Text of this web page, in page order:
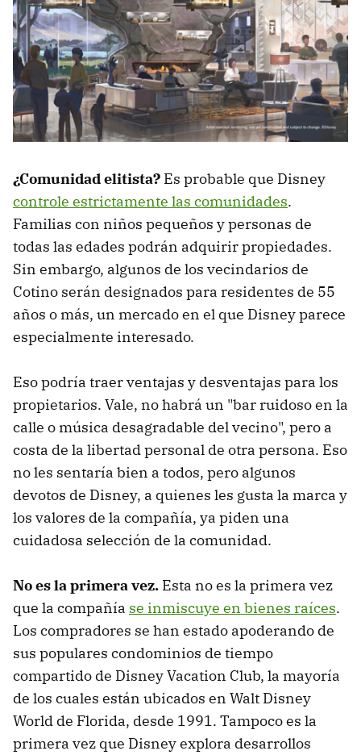
¿Comunidad elitista? Es probable que Disney
controle estrictamente las comunidades.
Familias con niños pequeños y personas de
todas las edades podrán adquirir propiedades.
Sin embargo, algunos de los vecindarios de
Cotino serán designados para residentes de 55
años o más, un mercado en el que Disney parece
especialmente interesado.
Eso podría traer ventajas y desventajas para los
propietarios. Vale, no habrá un "bar ruidoso en la
calle o música desagradable del vecino", pero a
costa de la libertad personal de otra persona. Eso
no les sentaría bien a todos, pero algunos
devotos de Disney, a quienes les gusta la marca y
los valores de la compañía, ya piden una
cuidadosa selección de la comunidad.
No es la primera vez. Esta no es la primera vez
que la compañía se inmiscuye en bienes raíces.
Los compradores se han estado apoderando de
sus populares condominios de tiempo
compartido de Disney Vacation Club, la mayoría
de los cuales están ubicados en Walt Disney
World de Florida, desde 1991. Tampoco es la
primera vez que Disney explora desarrollos